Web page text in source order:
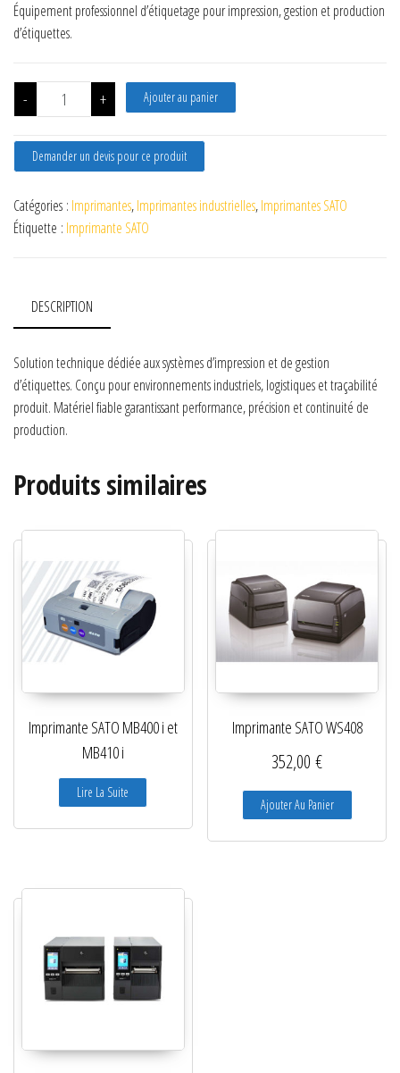
Équipement professionnel d’étiquetage pour impression, gestion et production
d’étiquettes.
- quantité de Imprimante SATO CL6NX PLUS
+ Ajouter au panier
Demander un devis pour ce produit
Catégories : Imprimantes,Imprimantes industrielles,Imprimantes SATO
Étiquette : Imprimante SATO
DESCRIPTION
Solution technique dédiée aux systèmes d’impression et de gestion
d’étiquettes. Conçu pour environnements industriels, logistiques et traçabilité
produit. Matériel fiable garantissant performance, précision et continuité de
production.
Produits similaires
Imprimante SATO MB400 i et
MB410 i
Lire La Suite
Imprimante SATO WS408
352,00€
Ajouter Au Panier